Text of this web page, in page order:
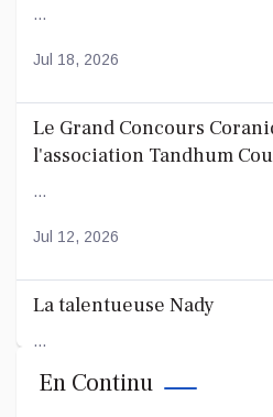
...
Jul 18, 2026
Le Grand Concours
l'association Tandhum
...
Jul 12, 2026
La talentueuse Nady
...
Jul 11, 2026
En Continu